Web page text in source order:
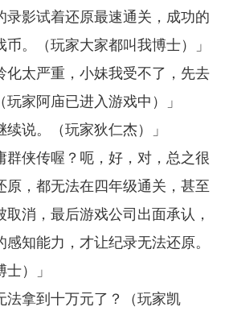
录影试着还原最速通关，成功的
。（玩家大家都叫我博士）」
化太严重，小妹我受不了，先去
玩家阿庙已进入游戏中）」
续说。（玩家狄仁杰）」
群侠传喔？呃，好，对，总之很
原，都无法在四年级通关，甚至
消，最后游戏公司出面承认，
知能力，才让纪录无法还原。
）」
法拿到十万元了？（玩家凯